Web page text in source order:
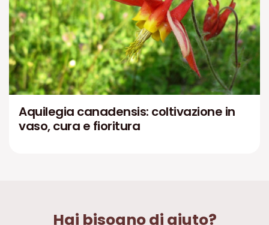
Aquilegia canadensis: coltivazione in
vaso, cura e fioritura
Hai bisogno di aiuto?